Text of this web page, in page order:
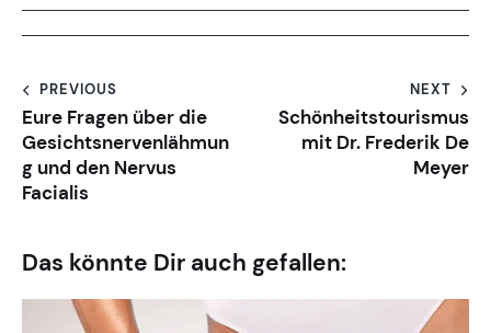
PREVIOUS
Eure Fragen über die
Gesichtsnervenlähmun
g und den Nervus
Facialis
NEXT
Schönheitstourismus
mit Dr. Frederik De
Meyer
Das könnte Dir auch gefallen: